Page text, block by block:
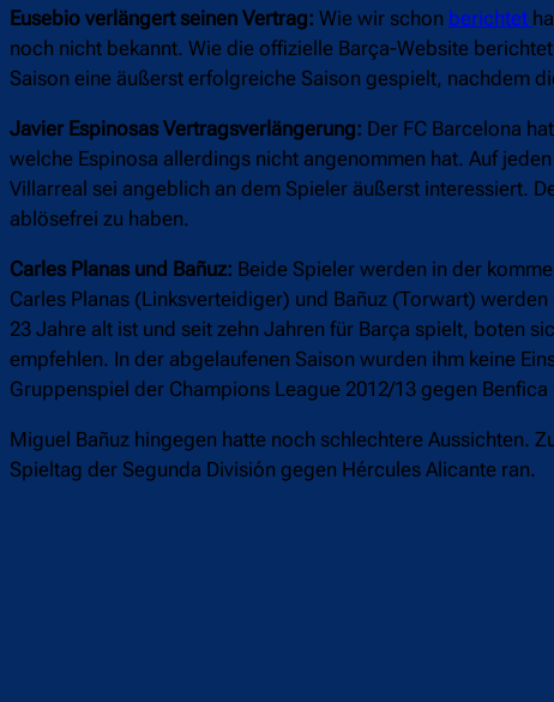
Eusebio verlängert seinen Vertrag: Wie wir schon berichtet
noch nicht bekannt. Wie die offizielle Barça-Website
Saison eine äußerst erfolgreiche Saison gespielt, nachdem
Javier Espinosas Vertragsverlängerung: Der FC Barcelona
welche Espinosa allerdings nicht angenommen hat. Auf
Villarreal sei angeblich an dem Spieler äußerst interessiert.
ablösefrei zu haben.
Carles Planas und Bañuz: Beide Spieler werden in der
Carles Planas (Linksverteidiger) und Bañuz (Torwart)
23 Jahre alt ist und seit zehn Jahren für Barça spielt, boten
empfehlen. In der abgelaufenen Saison wurden ihm keine
Gruppenspiel der Champions League 2012/13 gegen Benfica
Miguel Bañuz hingegen hatte noch schlechtere Aussichten.
Spieltag der Segunda División gegen Hércules Alicante ran.